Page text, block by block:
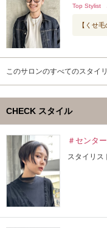
Top Stylist
【くせ
このサロンのすべてのスタイ
CHECK スタイル
＃センタ
スタイリ